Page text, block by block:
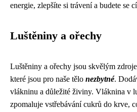
energie, zlepšíte si trávení a budete se
Luštěniny a ořechy
Luštěniny a ořechy jsou skvělým
které jsou pro naše tělo nezbytné.
vlákninu a důležité živiny. Vláknina v
zpomaluje vstřebávání cukrů do krve,